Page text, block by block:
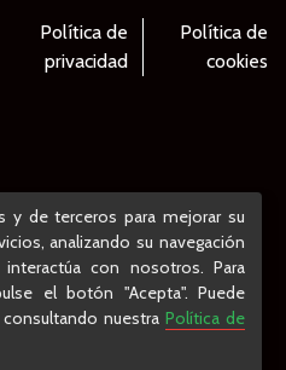
Política de
privacidad
Política de
cookies
y de terceros para mejorar su
analizando su navegación
con nosotros. Para
el botón "Acepta". Puede
nuestra Política de